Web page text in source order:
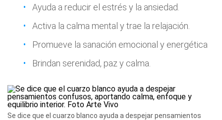
Ayuda a reducir el estrés y la ansiedad.
Activa la calma mental y trae la relajación.
Promueve la sanación emocional y energética
Brindan serenidad, paz y calma.
Se dice que el cuarzo blanco ayuda a despejar pensamientos